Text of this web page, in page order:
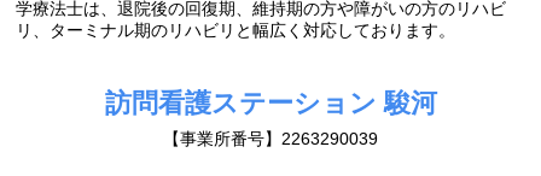
学療法士は、退院後の回復期、維持期の方や障がいの方のリハビ
リ、ターミナル期のリハビリと幅広く対応しております。
訪問看護ステーション 駿河
【事業所番号】2263290039